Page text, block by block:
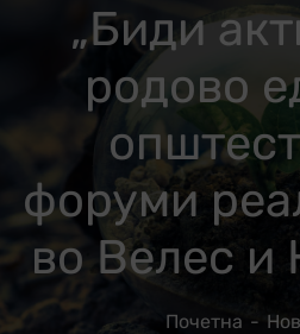
„Биди
родово
форуми
во Велес и
Почетна